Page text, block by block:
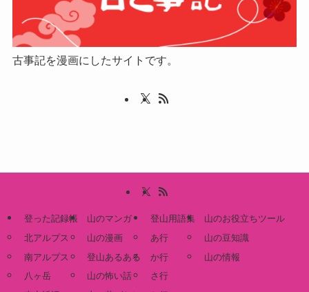
古事記を漫画にしたサイトです。
登った記録帳
北アルプス
南アルプス
八ヶ岳
山のマンガ
山の漫画
登山あるある
山の怖い話
登山用語集
あ行
か行
さ行
山のお役立ちツール
山の豆知識
山の情報